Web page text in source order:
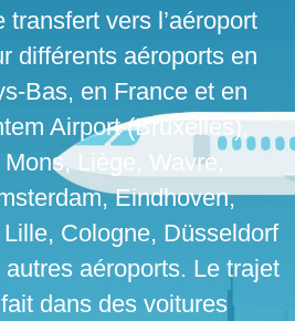
vers l’aéroport
différents aéroports en
Bas, en France et en
Airport (Bruxelles),
Liège, Wavre,
Eindhoven,
Cologne, Düsseldorf
aéroports. Le trajet
dans des voitures